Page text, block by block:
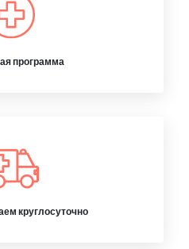
программа
круглосуточно